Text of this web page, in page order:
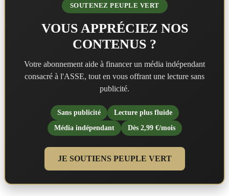
SOUTENEZ PEUPLE VERT
VOUS APPRÉCIEZ NOS
CONTENUS ?
Votre abonnement aide à financer un média indépendant
consacré à l'ASSE, tout en vous offrant une lecture sans
publicité.
Sans publicité
Lecture plus fluide
Média indépendant
Dès 2,99 €/mois
JE SOUTIENS PEUPLE VERT